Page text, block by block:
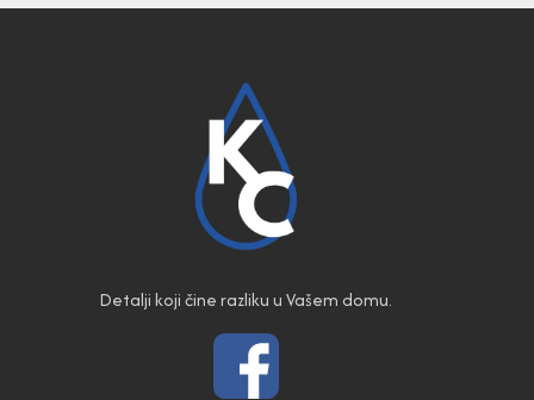
Detalji koji čine razliku u Vašem domu.